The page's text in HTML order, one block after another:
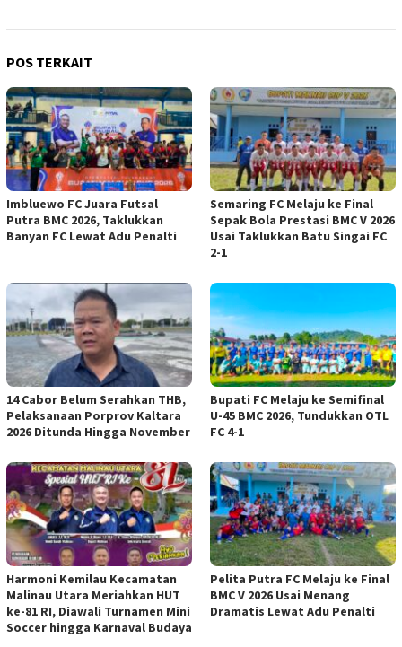
POS TERKAIT
Imbluewo FC Juara Futsal
Putra BMC 2026, Taklukkan
Banyan FC Lewat Adu Penalti
Semaring FC Melaju ke Final
Sepak Bola Prestasi BMC V 2026
Usai Taklukkan Batu Singai FC
2-1
14 Cabor Belum Serahkan THB,
Pelaksanaan Porprov Kaltara
2026 Ditunda Hingga November
Bupati FC Melaju ke Semifinal
U-45 BMC 2026, Tundukkan OTL
FC 4-1
Harmoni Kemilau Kecamatan
Malinau Utara Meriahkan HUT
ke-81 RI, Diawali Turnamen Mini
Soccer hingga Karnaval Budaya
Pelita Putra FC Melaju ke Final
BMC V 2026 Usai Menang
Dramatis Lewat Adu Penalti